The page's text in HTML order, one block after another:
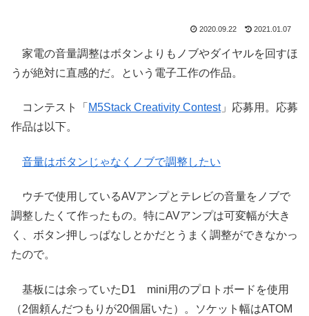
2020.09.22 2021.01.07
家電の音量調整はボタンよりもノブやダイヤルを回すほ
うが絶対に直感的だ。という電子工作の作品。
コンテスト「 M5Stack Creativity Contest」応募用。応募
作品は以下。
音量はボタンじゃなくノブで調整したい
ウチで使用しているAVアンプとテレビの音量をノブで
調整したくて作ったもの。特にAVアンプは可変幅が大き
く、ボタン押しっぱなしとかだとうまく調整ができなかっ
たので。
基板には余っていたD1 mini用のプロトボードを使用
（2個頼んだつもりが20個届いた）。ソケット幅はATOM